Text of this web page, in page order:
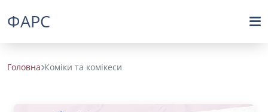
ФАРС
Головна Коміки та комікеси